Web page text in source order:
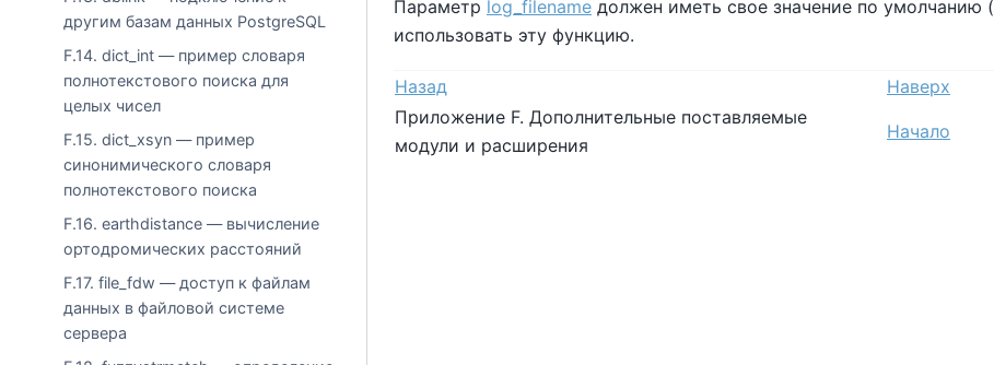
другим базам данных PostgreSQL
F.14. dict_int — пример словаря
полнотекстового поиска для
целых чисел
F.15. dict_xsyn — пример
синонимического словаря
полнотекстового поиска
F.16. earthdistance — вычисление
ортодромических расстояний
F.17. file_fdw — доступ к файлам
данных в файловой системе
сервера
Параметр log_filename должен иметь свое значение по умолчанию (
использовать эту функцию.
Назад Наверх
Приложение F. Дополнительные поставляемые
модули и расширения
Начало